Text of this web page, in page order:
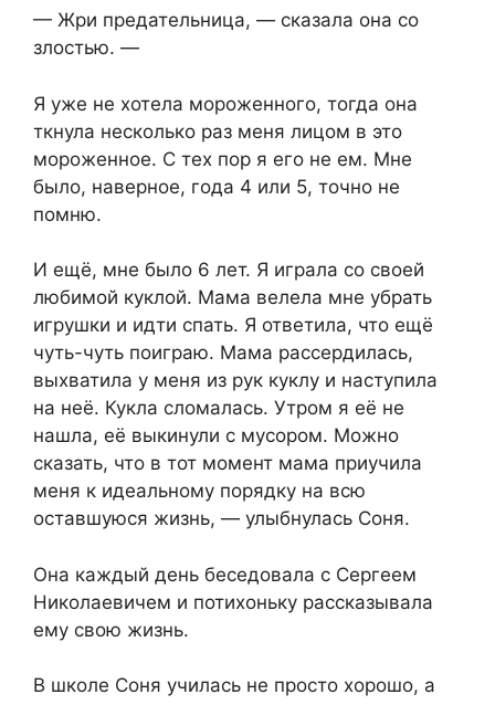
— Жри предательница, — сказала она со
злостью. —
Я уже не хотела мороженного, тогда она
ткнула несколько раз меня лицом в это
мороженное. С тех пор я его не ем. Мне
было, наверное, года 4 или 5, точно не
помню.
И ещё, мне было 6 лет. Я играла со своей
любимой куклой. Мама велела мне убрать
игрушки и идти спать. Я ответила, что ещё
чуть-чуть поиграю. Мама рассердилась,
выхватила у меня из рук куклу и наступила
на неё. Кукла сломалась. Утром я её не
нашла, её выкинули с мусором. Можно
сказать, что в тот момент мама приучила
меня к идеальному порядку на всю
оставшуюся жизнь, — улыбнулась Соня.
Она каждый день беседовала с Сергеем
Николаевичем и потихоньку рассказывала
ему свою жизнь.
В школе Соня училась не просто хорошо, а